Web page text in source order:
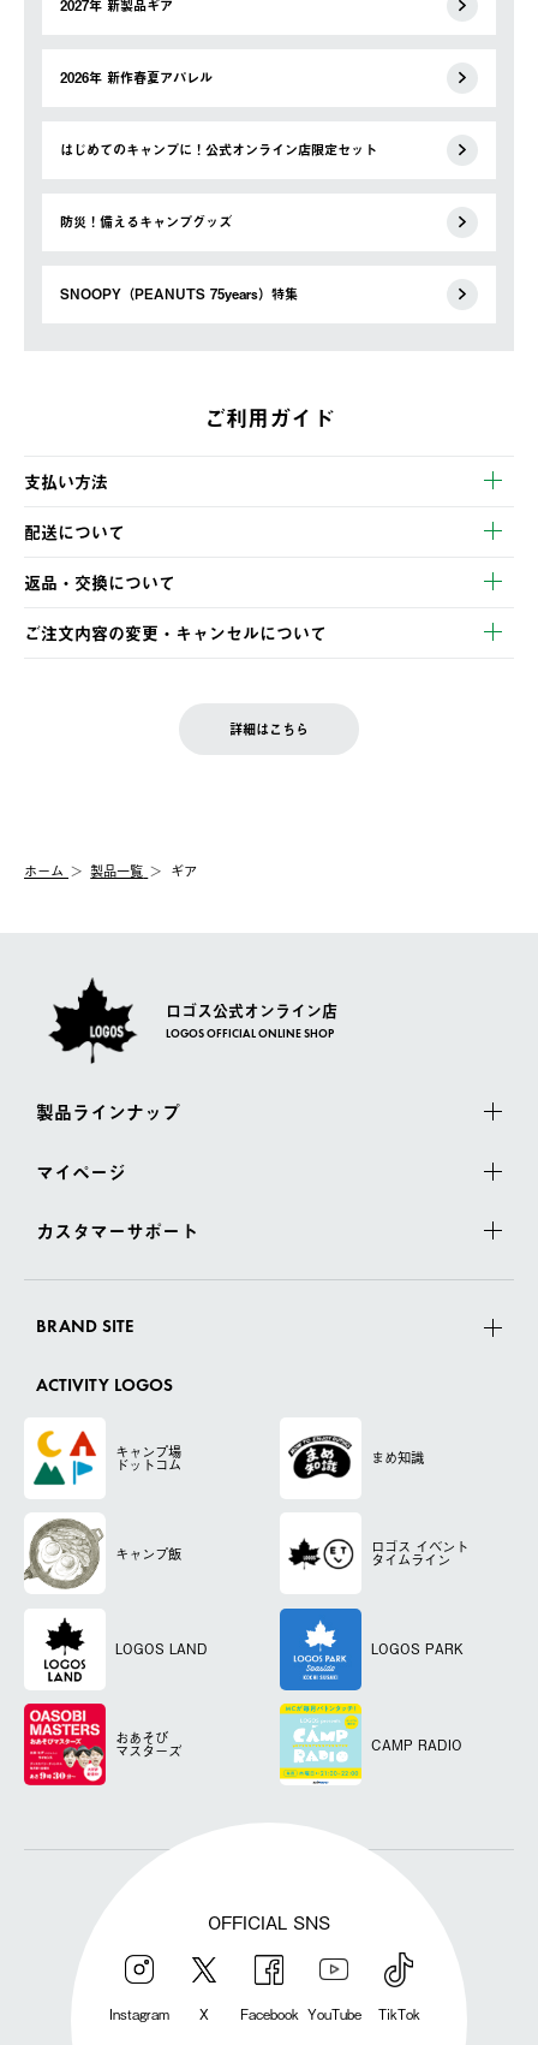
2027年 新製品ギア
2026年 新作春夏アパレル
はじめてのキャンプに！公式オンライン店限定セット
防災！備えるキャンプグッズ
SNOOPY（PEANUTS 75years）特集
ご利用ガイド
支払い方法
以下のいずれかの方法でお支払いいただけます。
・クレジットカード決済
・コンビニ決済
・Pay-easy決済
配送について
【発送スケジュール】
ご注文・ご入金完了より2営業日以内に商品を発送いたします。
土日祝の発送はございませんので、木曜日以降のご注文は週明け
の発送となる場合がございます。
【配送業者】
佐川急便にて配送されます。
返品・交換について
※お客様都合の場合
お客様都合の返品にかかる送料は、お客様ご負担とさせていただ
一度お手元の商品を返品いただき、ご希望商品を再注文してくだ
ご注文内容の変更・キャンセルについて
LOGOS FAMILY会員の方は、会員マイページ内 購入履歴画面に
詳細はこちら
ホーム 製品一覧 ギア
ロゴス公式オンライン店
LOGOS OFFICIAL ONLINE SHOP
製品ラインナップ
マイページ
カスタマーサポート
BRAND SITE
ACTIVITY LOGOS
キャンプ場
ドットコム まめ知識
キャンプ飯 ロゴス イベント
タイムライン
LOGOS LAND LOGOS PARK
おあそび
マスターズ CAMP RADIO
OFFICIAL SNS
Instagram X Facebook YouTube TikTok